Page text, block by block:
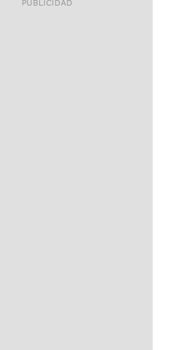
ACCESO FULL - $1.800/MES